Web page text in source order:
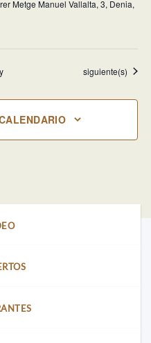
Metge Manuel Vallalta, 3, Denia,
Eventos
siguiente(s)